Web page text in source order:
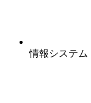
情報システ